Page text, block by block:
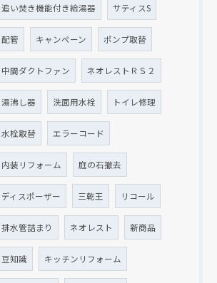
追い焚き機能付き給湯器 サティスS
配管 キャンペーン ポンプ取替
中間ダクトファン ネオレストＲＳ２
湯沸し器 洗面用水栓 トイレ修理
水栓取替 エラーコード
内装リフォーム 庭の石撤去
ディスポーザー 三乾王 リコール
排水管詰まり ネオレスト 新商品
豆知識 キッチンリフォーム